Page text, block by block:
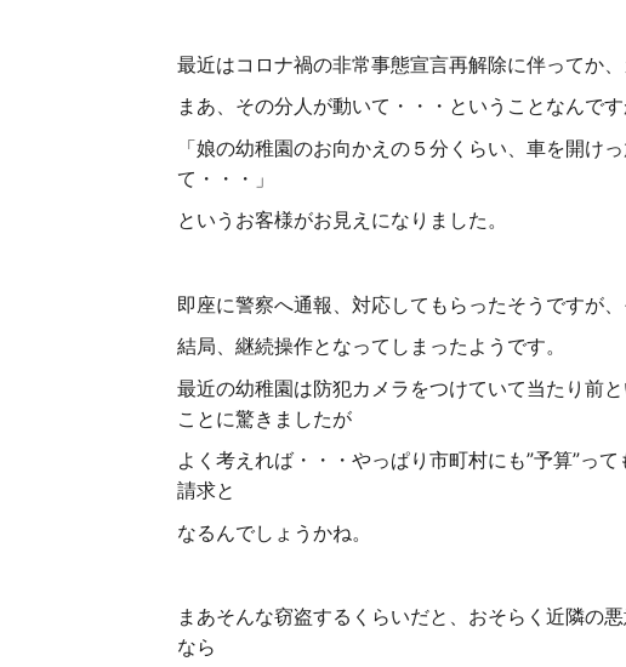
最近はコロナ禍の非常事態宣言再解除に伴ってか
まあ、その分人が動いて・・・ということなんで
「娘の幼稚園のお向かえの５分くらい、車を開け
て・・・」
というお客様がお見えになりました。
即座に警察へ通報、対応してもらったそうですが
結局、継続操作となってしまったようです。
最近の幼稚園は防犯カメラをつけていて当たり前
ことに驚きましたが
よく考えれば・・・やっぱり市町村にも”予算”っ
請求と
なるんでしょうかね。
まあそんな窃盗するくらいだと、おそらく近隣の
なら